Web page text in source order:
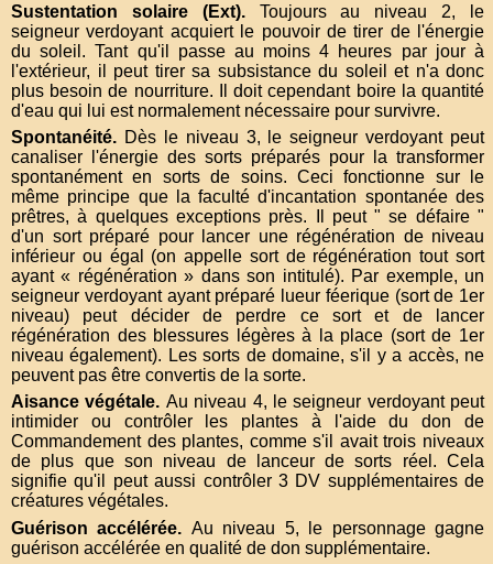
Sustentation solaire (Ext)
Toujours au niveau 2, le
seigneur verdoyant acquiert le pouvoir de tirer de l'énergie
du soleil. Tant qu'il passe au moins 4 heures par jour à
l'extérieur, il peut tirer sa subsistance du soleil et n'a donc
plus besoin de nourriture. Il doit cependant boire la quantité
d'eau qui lui est normalement nécessaire pour survivre.
Spontanéité
Dès le niveau 3, le seigneur verdoyant peut
canaliser l'énergie des sorts préparés pour la transformer
spontanément en sorts de soins. Ceci fonctionne sur le
même principe que la faculté d'incantation spontanée des
prêtres, à quelques exceptions près. Il peut " se défaire "
d'un sort préparé pour lancer une régénération de niveau
inférieur ou égal (on appelle sort de régénération tout sort
ayant « régénération » dans son intitulé). Par exemple, un
seigneur verdoyant ayant préparé lueur féerique (sort de 1er
niveau) peut décider de perdre ce sort et de lancer
régénération des blessures légères à la place (sort de 1er
niveau également). Les sorts de domaine, s'il y a accès, ne
peuvent pas être convertis de la sorte.
Aisance végétale Au niveau 4, le seigneur verdoyant peut
intimider ou contrôler les plantes à l'aide du don de
Commandement des plantes, comme s'il avait trois niveaux
de plus que son niveau de lanceur de sorts réel. Cela
signifie qu'il peut aussi contrôler 3 DV supplémentaires de
créatures végétales.
Guérison accélérée
Au niveau 5, le personnage gagne
guérison accélérée en qualité de don supplémentaire.